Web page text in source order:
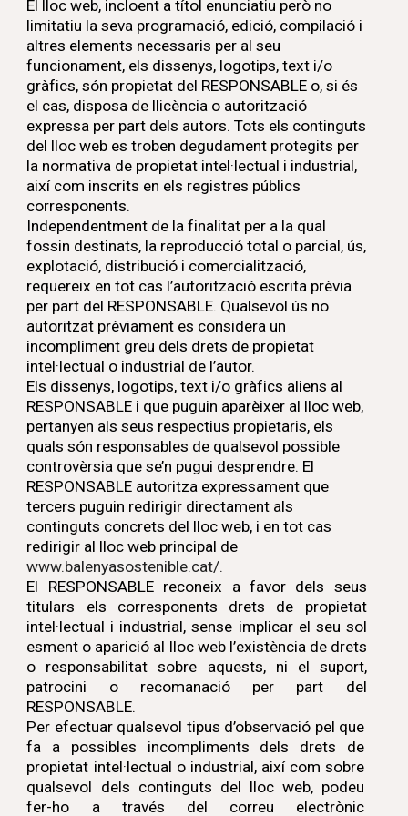
El lloc web, incloent a títol enunciatiu però no
limitatiu la seva programació, edició, compilació i
altres elements necessaris per al seu
funcionament, els dissenys, logotips, text i/o
gràfics, són propietat del RESPONSABLE o, si és
el cas, disposa de llicència o autorització
expressa per part dels autors. Tots els continguts
del lloc web es troben degudament protegits per
la normativa de propietat intel·lectual i industrial,
així com inscrits en els registres públics
corresponents.
Independentment de la finalitat per a la qual
fossin destinats, la reproducció total o parcial, ús,
explotació, distribució i comercialització,
requereix en tot cas l’autorització escrita prèvia
per part del RESPONSABLE. Qualsevol ús no
autoritzat prèviament es considera un
incompliment greu dels drets de propietat
intel·lectual o industrial de l’autor.
Els dissenys, logotips, text i/o gràfics aliens al
RESPONSABLE i que puguin aparèixer al lloc web,
pertanyen als seus respectius propietaris, els
quals són responsables de qualsevol possible
controvèrsia que se’n pugui desprendre. El
RESPONSABLE autoritza expressament que
tercers puguin redirigir directament als
continguts concrets del lloc web, i en tot cas
redirigir al lloc web principal de
www.balenyasostenible.cat/.
El RESPONSABLE reconeix a favor dels seus
titulars els corresponents drets de propietat
intel·lectual i industrial, sense implicar el seu sol
esment o aparició al lloc web l’existència de drets
o responsabilitat sobre aquests, ni el suport,
patrocini o recomanació per part del
RESPONSABLE.
Per efectuar qualsevol tipus d’observació pel que
fa a possibles incompliments dels drets de
propietat intel·lectual o industrial, així com sobre
qualsevol dels continguts del lloc web, podeu
fer-ho a través del correu electrònic